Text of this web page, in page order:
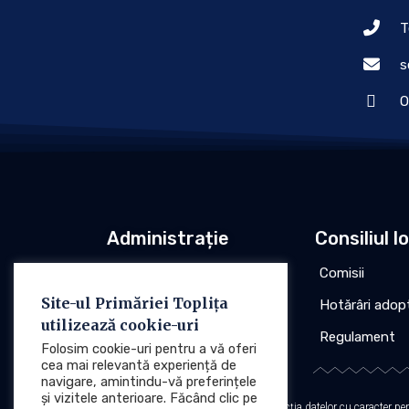
Administrație
Organigrama
Consiliul
Comisii
Hotărâri
Regulament
Site-ul Primăriei Toplița
utilizează cookie-uri
Folosim cookie-uri pentru a vă oferi
cea mai relevantă experiență de
navigare, amintindu-vă preferințele
și vizitele anterioare. Făcând clic pe